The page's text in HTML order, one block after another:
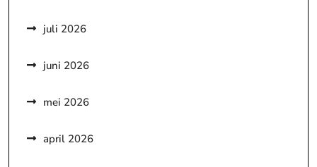
juli 2026
juni 2026
mei 2026
april 2026